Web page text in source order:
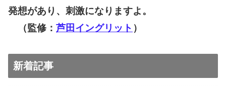
発想があり、刺激になりますよ。
（監修： 芦田イングリット ）
新着記事